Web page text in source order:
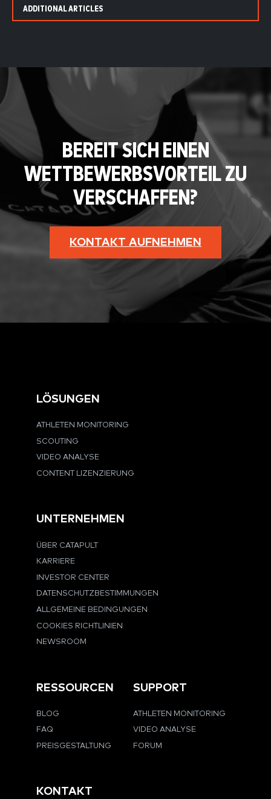
ADDITIONAL ARTICLES
BEREIT SICH EINEN
WETTBEWERBSVORTEIL ZU
VERSCHAFFEN?
KONTAKT AUFNEHMEN
LÖSUNGEN
ATHLETEN MONITORING
SCOUTING
VIDEO ANALYSE
CONTENT LIZENZIERUNG
UNTERNEHMEN
ÜBER CATAPULT
KARRIERE
INVESTOR CENTER
DATENSCHUTZBESTIMMUNGEN
ALLGEMEINE BEDINGUNGEN
COOKIES RICHTLINIEN
NEWSROOM
RESSOURCEN
BLOG
FAQ
PREISGESTALTUNG
SUPPORT
ATHLETEN MONITORING
VIDEO ANALYSE
FORUM
KONTAKT